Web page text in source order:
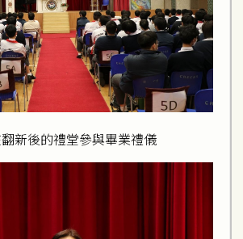
新後的禮堂參與畢業禮儀